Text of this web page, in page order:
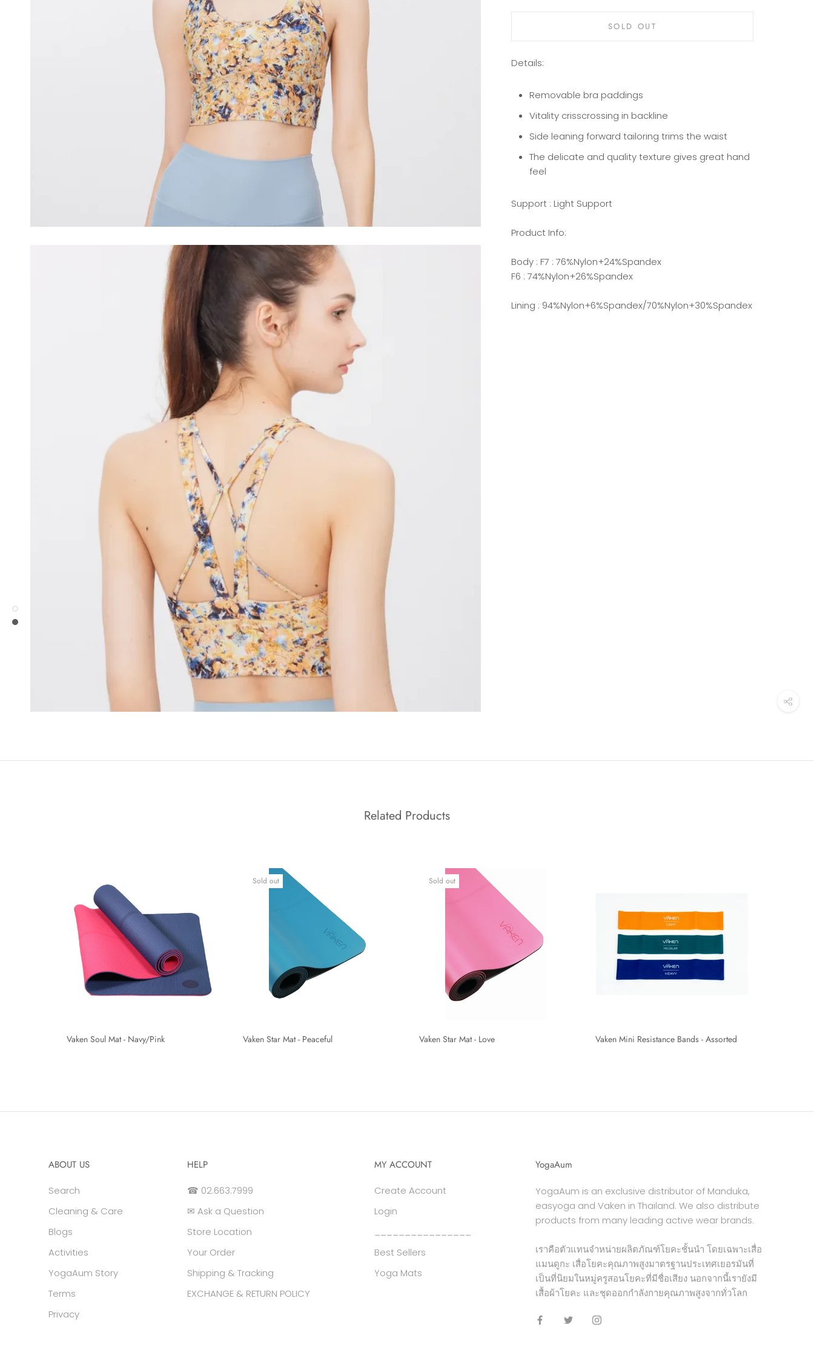
SOLD OUT
Details:
Removable bra paddings
Vitality crisscrossing in backline
Side leaning forward tailoring trims the waist
The delicate and quality texture gives great hand
feel
Support : Light Support
Product Info:
Body : F7 : 76%Nylon+24%Spandex
F6 : 74%Nylon+26%Spandex
Lining : 94%Nylon+6%Spandex/70%Nylon+30%Spandex
Related Products
Vaken Soul Mat - Navy/Pink
Sold out
Vaken Star Mat - Peaceful
Sold out
Vaken Star Mat - Love Vaken Mini Resistance Bands - Assorted
ABOUT US
Search
Cleaning & Care
Blogs
Activities
YogaAum Story
Terms
Privacy
HELP
☎ 02.663.7999
✉ Ask a Question
Store Location
Your Order
Shipping & Tracking
EXCHANGE & RETURN POLICY
MY ACCOUNT
Create Account
Login
Best Sellers
Yoga Mats
YogaAum
YogaAum is an exclusive distributor of Manduka,
easyoga and Vaken in Thailand. We also distribute
products from many leading active wear brands.
เราคือตัวแทนจำหน่ายผลิตภัณฑ์โยคะชั้นนำ โดยเฉพาะเสื่อ
แมนดูกะ เสื่อโยคะคุณภาพสูงมาตรฐานประเทศเยอรมันที่
เป็นที่นิยมในหมู่ครูสอนโยคะที่มีชื่อเสียง นอกจากนี้เรายังมี
เสื้อผ้าโยคะ และชุดออกกำลังกายคุณภาพสูงจากทั่วโลก